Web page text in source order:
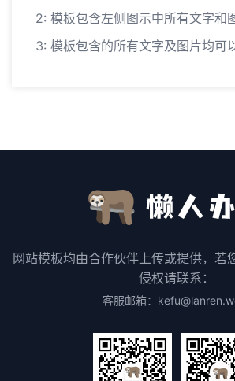
2: 模板包含左侧图示中所有文字和
3: 模板包含的所有文字及图片均可
网站模板均由合作伙伴上传或提供，若
侵权请联系：
客服邮箱：